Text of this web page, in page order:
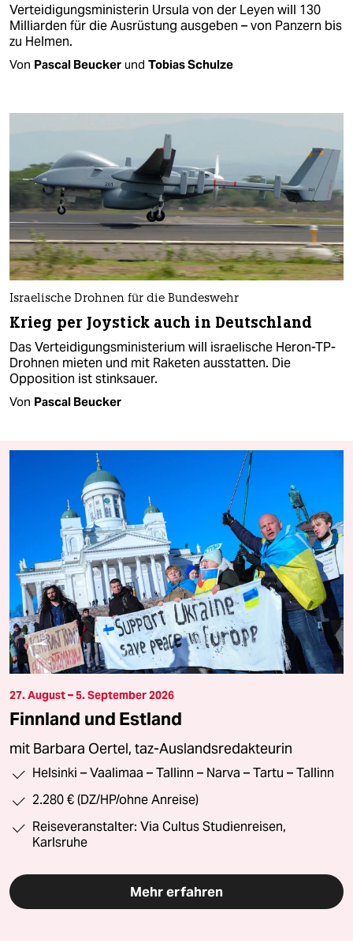
Verteidigungsministerin Ursula von der Leyen will 130
Milliarden für die Ausrüstung ausgeben – von Panzern bis
zu Helmen.
Von Pascal Beucker und Tobias Schulze
Israelische Drohnen für die Bundeswehr
Krieg per Joystick auch in Deutschland
Das Verteidigungsministerium will israelische Heron-TP-
Drohnen mieten und mit Raketen ausstatten. Die
Opposition ist stinksauer.
Von Pascal Beucker
27. August – 5. September 2026
Finnland und Estland
mit Barbara Oertel, taz-Auslandsredakteurin
Helsinki – Vaalimaa – Tallinn – Narva – Tartu – Tallinn
2.280 € (DZ/HP/ohne Anreise)
Reiseveranstalter: Via Cultus Studienreisen,
Karlsruhe
Mehr erfahren